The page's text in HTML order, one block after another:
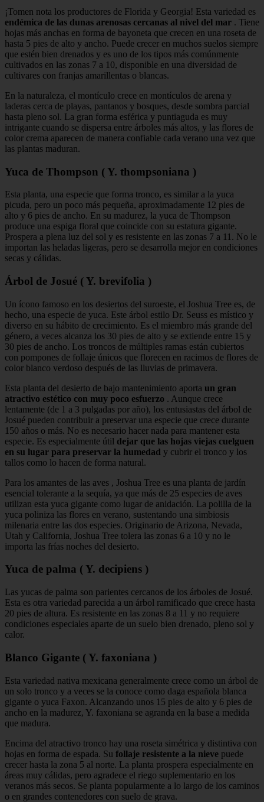
¡Tomen nota los productores de Florida y Georgia! Esta variedad es
endémica de las dunas arenosas cercanas al nivel del mar . Tiene
hojas más anchas en forma de bayoneta que crecen en una roseta de
hasta 5 pies de alto y ancho. Puede crecer en muchos suelos siempre
que estén bien drenados y es uno de los tipos más comúnmente
cultivados en las zonas 7 a 10, disponible en una diversidad de
cultivares con franjas amarillentas o blancas.
En la naturaleza, el montículo crece en montículos de arena y
laderas cerca de playas, pantanos y bosques, desde sombra parcial
hasta pleno sol. La gran forma esférica y puntiaguda es muy
intrigante cuando se dispersa entre árboles más altos, y las flores de
color crema aparecen de manera confiable cada verano una vez que
las plantas maduran.
Yuca de Thompson ( Y. thompsoniana )
Esta planta, una especie que forma tronco, es similar a la yuca
picuda, pero un poco más pequeña, aproximadamente 12 pies de
alto y 6 pies de ancho. En su madurez, la yuca de Thompson
produce una espiga floral que coincide con su estatura gigante.
Prospera a plena luz del sol y es resistente en las zonas 7 a 11. No le
importan las heladas ligeras, pero se desarrolla mejor en condiciones
secas y cálidas.
Árbol de Josué ( Y. brevifolia )
Un ícono famoso en los desiertos del suroeste, el Joshua Tree es, de
hecho, una especie de yuca. Este árbol estilo Dr. Seuss es místico y
diverso en su hábito de crecimiento. Es el miembro más grande del
género, a veces alcanza los 30 pies de alto y se extiende entre 15 y
30 pies de ancho. Los troncos de múltiples ramas están cubiertos
con pompones de follaje únicos que florecen en racimos de flores de
color blanco verdoso después de las lluvias de primavera.
Esta planta del desierto de bajo mantenimiento aporta un gran
atractivo estético con muy poco esfuerzo . Aunque crece
lentamente (de 1 a 3 pulgadas por año), los entusiastas del árbol de
Josué pueden contribuir a preservar una especie que crece durante
150 años o más. No es necesario hacer nada para mantener esta
especie. Es especialmente útil dejar que las hojas viejas cuelguen
en su lugar para preservar la humedad y cubrir el tronco y los
tallos como lo hacen de forma natural.
Para los amantes de las aves , Joshua Tree es una planta de jardín
esencial tolerante a la sequía, ya que más de 25 especies de aves
utilizan esta yuca gigante como lugar de anidación. La polilla de la
yuca poliniza las flores en verano, sustentando una simbiosis
milenaria entre las dos especies. Originario de Arizona, Nevada,
Utah y California, Joshua Tree tolera las zonas 6 a 10 y no le
importa las frías noches del desierto.
Yuca de palma ( Y. decipiens )
Las yucas de palma son parientes cercanos de los árboles de Josué.
Esta es otra variedad parecida a un árbol ramificado que crece hasta
20 pies de altura. Es resistente en las zonas 8 a 11 y no requiere
condiciones especiales aparte de un suelo bien drenado, pleno sol y
calor.
Blanco Gigante ( Y. faxoniana )
Esta variedad nativa mexicana generalmente crece como un árbol de
un solo tronco y a veces se la conoce como daga española blanca
gigante o yuca Faxon. Alcanzando unos 15 pies de alto y 6 pies de
ancho en la madurez, Y. faxoniana se agranda en la base a medida
que madura.
Encima del atractivo tronco hay una roseta simétrica y distintiva con
hojas en forma de espada. Su follaje resistente a la nieve puede
crecer hasta la zona 5 al norte. La planta prospera especialmente en
áreas muy cálidas, pero agradece el riego suplementario en los
veranos más secos. Se planta popularmente a lo largo de los caminos
o en grandes contenedores con suelo de grava.